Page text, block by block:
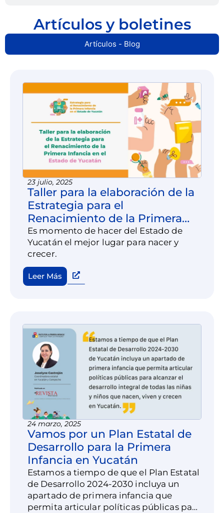
Artículos y boletines
Artículos - Blog
23 julio, 2025
Taller para la elaboración de la
Estrategia para el
Renacimiento de la Primera
Infancia en el Estado de
Yucatán
Es momento de hacer del Estado de
Yucatán el mejor lugar para nacer y
crecer.
Leer Más
24 marzo, 2025
Vamos por un Plan Estatal de
Desarrollo para la Primera
Infancia en Yucatán
Estamos a tiempo de que el Plan Estatal
de Desarrollo 2024-2030 incluya un
apartado de primera infancia que
permita articular políticas públicas para